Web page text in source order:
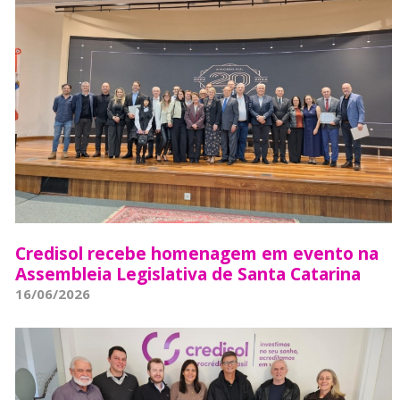
Credisol recebe homenagem em evento na
Assembleia Legislativa de Santa Catarina
16/06/2026